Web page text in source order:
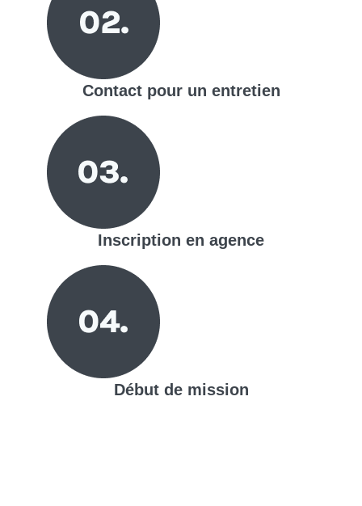
Contact pour un entretien
Inscription en agence
Début de mission